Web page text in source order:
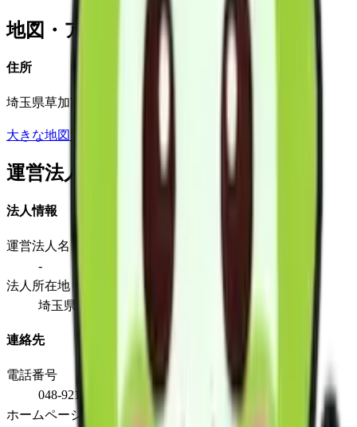
地図・アクセス
住所
埼玉県草加市花栗3-11-24
大きな地図で見る
運営法人
法人情報
運営法人名
-
法人所在地
埼玉県草加市花栗3-11-24
連絡先
電話番号
048-921-7333
ホームページ